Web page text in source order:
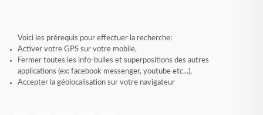
Voici les prérequis pour effectuer la recherche:
Activer votre GPS sur votre mobile,
Fermer toutes les info-bulles et superpositions des autres
applications (ex: facebook messenger, youtube etc...),
Accepter la géolocalisation sur votre navigateur